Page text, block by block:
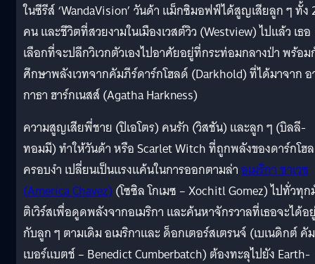
ในซีรีส์ ‘WandaVision’ วันด้า แม็กซิมอฟฟ์ได้สูญเสียลูก ๆ ทั้ง
คน และชีวิตที่สวยงามในเมืองเวสต์วิว (Westview) ไปแล้ว เธอ
เลือกที่จะปลีกวิเวกตัวเองไปอาศัยอยู่ที่กระท่อมกลางป่า พร้อ
ศึกษาพลังเวทจากคัมภีร์ดาร์กโฮลด์ (Darkhold) ที่ได้มาจาก อ
กาธา ฮาร์กเนสส์ (Agatha Harkness)
ความสูญเสียพี่ชาย (ปิเอโตร) คนรัก (วิสชัน) และลูก ๆ (บิลลี-
ทอมมี) ทำให้วันด้า หรือ Scarlet Witch ที่ถูกพลังของดาร์กโฮ
ครอบงำ เปลี่ยนเป็นแรงแค้นในการออกตามล่าอเมริกา ชาเวซ
(America Chavez)(โซซิล โกเมซ – Xochitl Gomez) ไปทั่วทุ
ติเวิร์สเพื่อดูดพลังจากอเมริกา และค้นหาจักรวาลที่เธอจะได้อ
กับลูก ๆ ตามเดิม อเมริกาและ ด็อกเตอร์สเตรนจ์ (เบเนดิกต์ คัม
เบอร์แบตช์ – Benedict Cumberbatch) ต้องทะลุไปยัง Earth-